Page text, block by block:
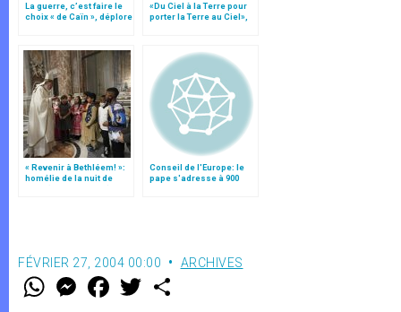
La guerre, c’est faire le
choix « de Caïn », déplore
«Du Ciel à la Terre pour
porter la Terre au Ciel»,
« Revenir à Bethléem! »:
homélie de la nuit de
Noël (texte complet)
Conseil de l'Europe: le
pape s'adresse à 900
FÉVRIER 27, 2004 00:00 ARCHIVES
W M
e
F
a w